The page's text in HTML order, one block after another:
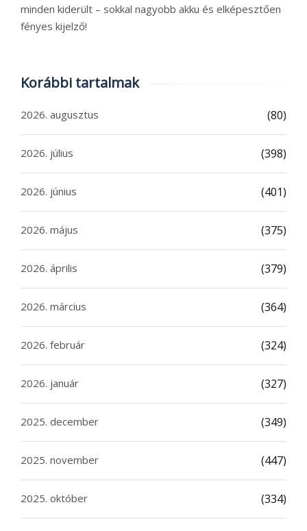
minden kiderült – sokkal nagyobb akku és elképesztően
fényes kijelző!
Korábbi tartalmak
2026. augusztus (80)
2026. július (398)
2026. június (401)
2026. május (375)
2026. április (379)
2026. március (364)
2026. február (324)
2026. január (327)
2025. december (349)
2025. november (447)
2025. október (334)